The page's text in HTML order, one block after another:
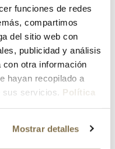
funciones de redes
compartimos
del sitio web con
publicidad y análisis
con otra información
hayan recopilado a
sus servicios. Política
Mostrar detalles